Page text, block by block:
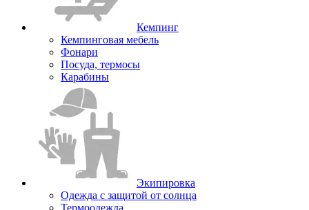
Кемпинг
Кемпинговая мебель
Фонари
Посуда, термосы
Карабины
Экипировка
Одежда с защитой от солнца
Термоодежда